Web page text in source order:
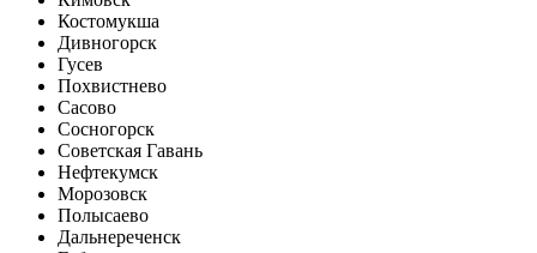
Костомукша
Дивногорск
Гусев
Похвистнево
Сасово
Сосногорск
Советская Гавань
Нефтекумск
Морозовск
Полысаево
Дальнереченск